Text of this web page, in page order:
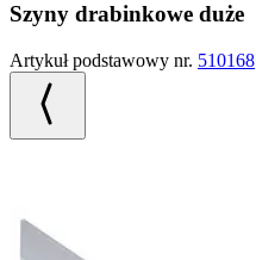
Szyny drabinkowe duże
Artykuł podstawowy nr. 510168